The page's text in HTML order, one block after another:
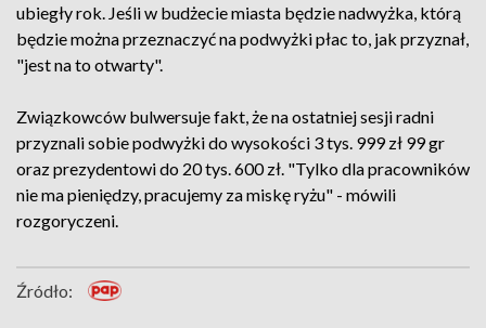
ubiegły rok. Jeśli w budżecie miasta będzie nadwyżka, którą
będzie można przeznaczyć na podwyżki płac to, jak przyznał,
"jest na to otwarty".
Związkowców bulwersuje fakt, że na ostatniej sesji radni
przyznali sobie podwyżki do wysokości 3 tys. 999 zł 99 gr
oraz prezydentowi do 20 tys. 600 zł. "Tylko dla pracowników
nie ma pieniędzy, pracujemy za miskę ryżu" - mówili
rozgoryczeni.
Źródło: